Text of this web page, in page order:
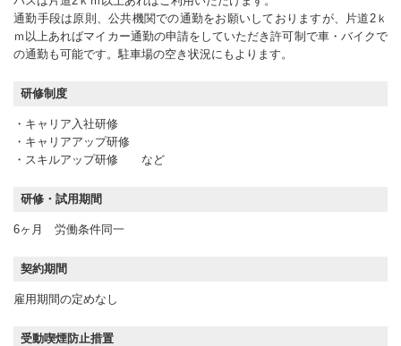
通勤手段は原則、公共機関での通勤をお願いしておりますが、片道2ｋ
ｍ以上あればマイカー通勤の申請をしていただき許可制で車・バイクで
の通勤も可能です。駐車場の空き状況にもよります。
研修制度
・キャリア入社研修
・キャリアアップ研修
・スキルアップ研修 など
研修・試用期間
6ヶ月 労働条件同一
契約期間
雇用期間の定めなし
受動喫煙防止措置